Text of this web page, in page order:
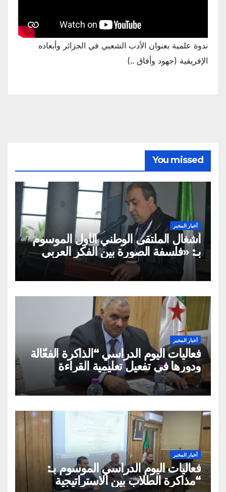
ندوة علمية بعنوان الأدب الشعبي في الجزائر وأبعاده
الإفريقية (جهود وأفاق ..)
You missed
أخبار المخبر
أشغال الملتقى الوطني الأول الموسوم
بـ: «فلسفة الصورة بين الفكر العربي
الإسلامي والفكر الغربي: من
الميتافيزيقيا المتعالية إلى الممارسة
أخبار المخبر
فعاليات اليوم الدراسي “الذاكرة الفعّالة
ودورها في تفعيل تعليمية القراءة
السريعة والقراءة التصويرية”
أخبار المخبر
فعاليات اليوم الدراسي الموسوم بـ:
“مذاكرة الطلاب بين الاستراتيجية